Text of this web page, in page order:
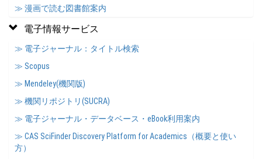
≫ 漫画で読む図書館案内
電子情報サービス
≫ 電子ジャーナル：タイトル検索
≫ Scopus
≫ Mendeley(機関版)
≫ 機関リポジトリ(SUCRA)
≫ 電子ジャーナル・データベース・eBook利用案内
≫ CAS SciFinder Discovery Platform for Academics（概要と使い
方）